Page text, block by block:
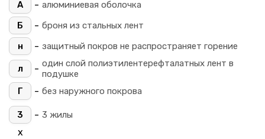
А
- алюминиевая оболочка
Б
- броня из стальных лент
н
- защитный покров не распространяет горение
л - один слой полиэтилентерефталатных лент в
подушке
Г
- без наружного покрова
3 - 3 жилы
х